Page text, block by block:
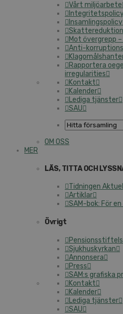
Vårt miljöarbete
Insamlingspolicy
Skattereduktion
Mot övergrepp
Anti-
Rapportera
irregularities
Kontakt
Kalender
Lediga tjänster
SAU
OM OSS
MER
LÄS, TITTA OCH
Tidningen
Artiklar
SAM-bok: För
Övrigt
Sjukhuskyrkan
Annonsera
Press
SAM:s grafiska
Kontakt
Kalender
Lediga tjänster
SAU